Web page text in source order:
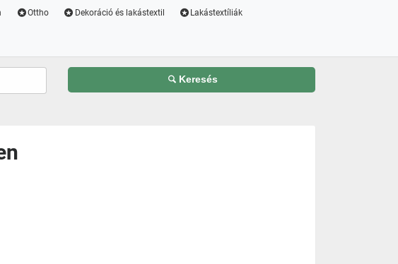
Ottho Dekoráció és lakástextil Lakástextíliák
Keresés